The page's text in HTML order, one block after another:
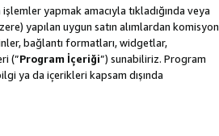
yapmak amacıyla tıkladığında veya
yapılan uygun satın alımlardan komisyon
bağlantı formatları, widgetlar,
(”Program İçeriği”) sunabiliriz. Program
ya da içerikleri kapsam dışında